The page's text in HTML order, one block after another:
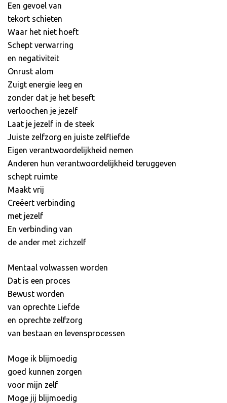
Een gevoel van
tekort schieten
Waar het niet hoeft
Schept verwarring
en negativiteit
Onrust alom
Zuigt energie leeg en
zonder dat je het beseft
verloochen je jezelf
Laat je jezelf in de steek
Juiste zelfzorg en juiste zelfliefde
Eigen verantwoordelijkheid nemen
Anderen hun verantwoordelijkheid teruggeven
schept ruimte
Maakt vrij
Creëert verbinding
met jezelf
En verbinding van
de ander met zichzelf
Mentaal volwassen worden
Dat is een proces
Bewust worden
van oprechte Liefde
en oprechte zelfzorg
van bestaan en levensprocessen
Moge ik blijmoedig
goed kunnen zorgen
voor mijn zelf
Moge jij blijmoedig